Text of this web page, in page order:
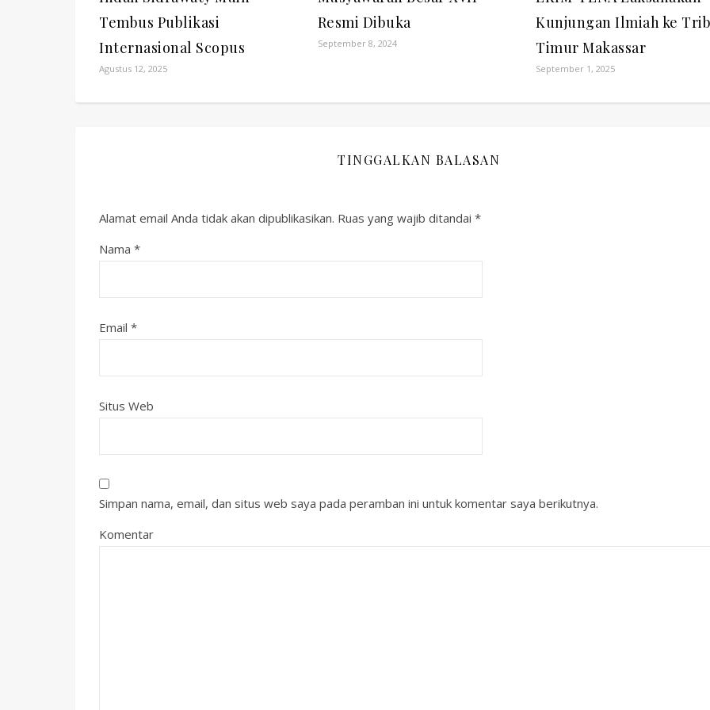
Tembus Publikasi
Internasional Scopus
Agustus 12, 2025
Resmi Dibuka
September 8, 2024
Kunjungan Ilmiah ke
Timur Makassar
September 1, 2025
TINGGALKAN BALASAN
Alamat email Anda tidak akan dipublikasikan. Ruas yang wajib ditandai *
Nama *
Email *
Situs Web
Simpan nama, email, dan situs web saya pada peramban ini untuk komentar saya berikutnya.
Komentar